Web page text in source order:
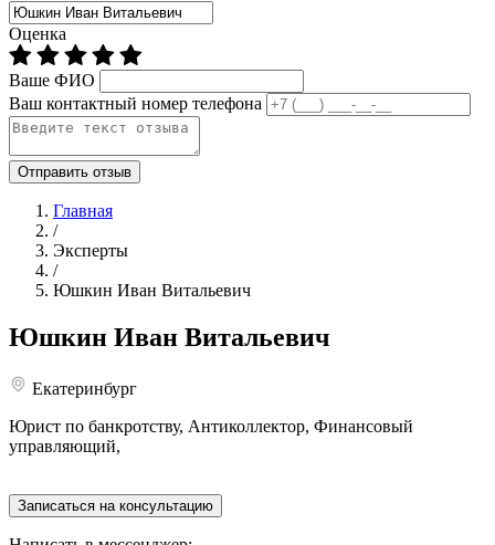
Оценка
Ваше ФИО
Ваш контактный номер телефона
Отправить отзыв
Главная
/
Эксперты
/
Юшкин Иван Витальевич
Юшкин Иван Витальевич
Екатеринбург
Юрист по банкротству, Антиколлектор, Финансовый
управляющий,
Записаться на консультацию